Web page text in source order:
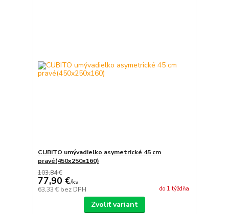
CUBITO umývadielko asymetrické 45 cm
pravé(450x250x160)
103,84 €
77,90 €/ks
63,33 € bez DPH do 1 týždňa
Zvoliť variant